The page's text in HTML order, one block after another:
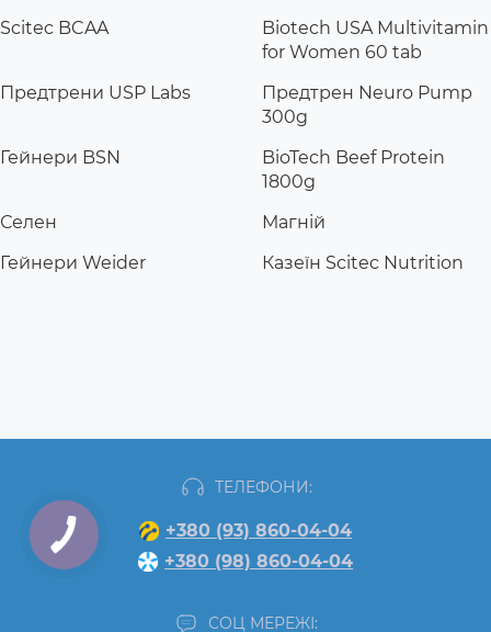
Scitec BCAA
Biotech USA Multivitamin
for Women 60 tab
Предтрени USP Labs
Предтрен Neuro Pump
300g
Гейнери BSN
BioTech Beef Protein
1800g
Селен
Магній
Гейнери Weider
Казеїн Scitec Nutrition
ТЕЛЕФОНИ:
+380 (93) 860-04-04
+380 (98) 860-04-04
СОЦ МЕРЕЖІ: